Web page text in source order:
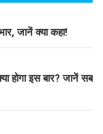
जानें क्या कहा!
इस बार? जानें सब